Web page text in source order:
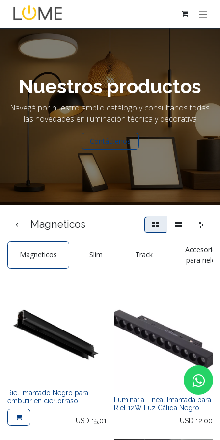
Nuestros productos
Navegá por nuestro amplio catálogo y consultanos todas
las novedades en iluminación técnica y decorativa
Contáctenos
Magneticos
Magneticos Slim Track
Accesorios
para rieles
Riel Imantado Negro para
embutir en cierlorraso
USD 15,01
Luminaria Lineal Imantada para
Riel 12W Luz Cálida Negro
USD 12,00